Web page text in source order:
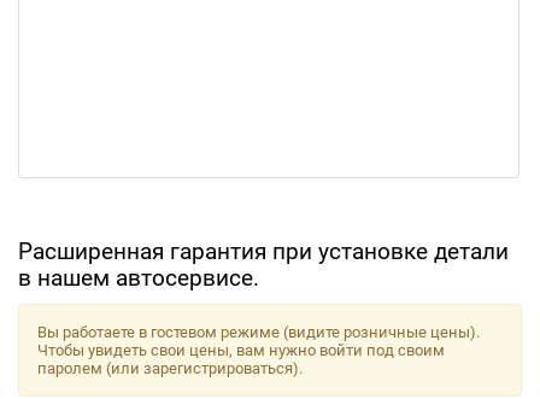
Расширенная гарантия при установке детали
в нашем автосервисе.
Вы работаете в гостевом режиме (видите розничные цены).
Чтобы увидеть свои цены, вам нужно войти под своим
паролем (или зарегистрироваться).